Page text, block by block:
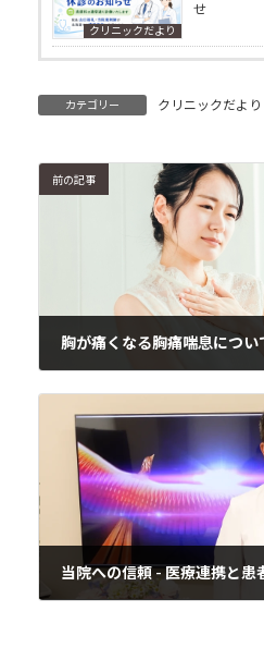
クリニックだより
せ
カテゴリー クリニックだより
前の記事
胸が痛くなる胸痛喘息につい
当院への信頼 - 医療連携と患